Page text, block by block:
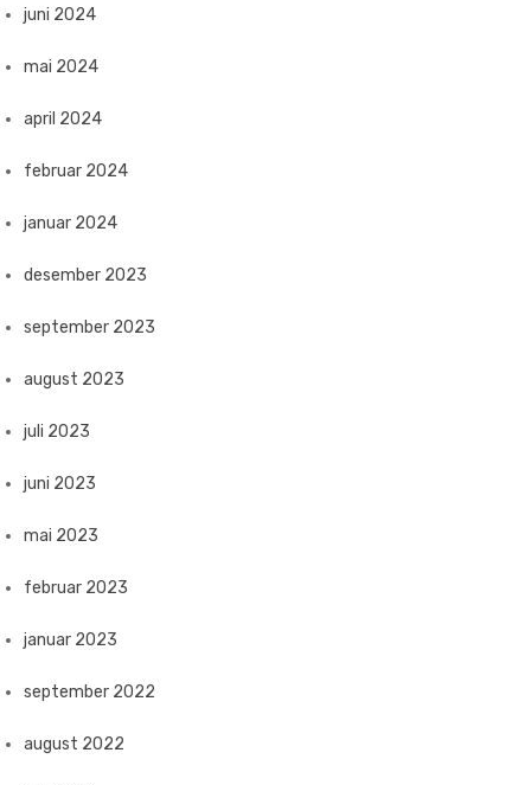
juni 2024
mai 2024
april 2024
februar 2024
januar 2024
desember 2023
september 2023
august 2023
juli 2023
juni 2023
mai 2023
februar 2023
januar 2023
september 2022
august 2022